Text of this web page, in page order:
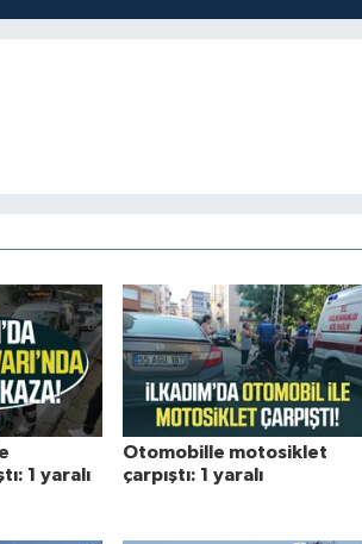
1 yaralı
Otomobille motosiklet
çarpıştı: 1 yaralı